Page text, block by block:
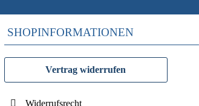
SHOPINFORMATIONEN
Vertrag widerrufen
Widerrufsrecht